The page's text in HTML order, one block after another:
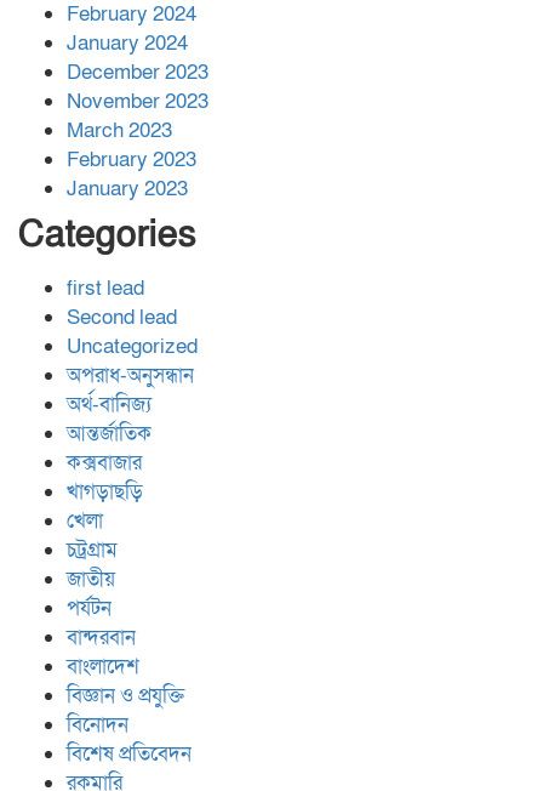
February 2024
January 2024
December 2023
November 2023
March 2023
February 2023
January 2023
Categories
first lead
Second lead
Uncategorized
অপরাধ-অনুসন্ধান
অর্থ-বানিজ্য
আন্তর্জাতিক
কক্সবাজার
খাগড়াছড়ি
খেলা
চট্রগ্রাম
জাতীয়
পর্যটন
বান্দরবান
বাংলাদেশ
বিজ্ঞান ও প্রযুক্তি
বিনোদন
বিশেষ প্রতিবেদন
রকমারি